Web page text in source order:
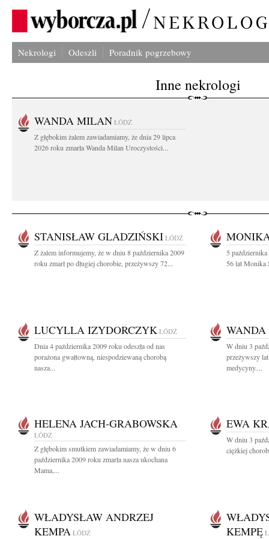
Nekrologi Odeszli Poradnik pogrzebowy
Inne nekrologi
WANDA MILAN ŁÓDŹ
Z głębokim żalem zawiadamiamy, że dnia 29 lipca
2026 roku zmarła Wanda Milan Uroczystości...
STANISŁAW GLADZIŃSKI ŁÓDŹ
Z żalem informujemy, że w dniu 8 października 2009
roku zmarł po długiej chorobie, przeżywszy 72...
5
56 lat Monika
LUCYLLA IZYDORCZYK ŁÓDŹ
Dnia 4 października 2009 roku odeszła od nas
porażona gwałtowną, niespodziewaną chorobą
nasza...
W dniu 3
przeżywszy
medycyny....
HELENA JACH-GRABOWSKA
ŁÓDŹ
Z głębokim smutkiem zawiadamiamy, że w dniu 6
października 2009 roku zmarła nasza ukochana
Mama,...
EWA
W dniu 3
ciężkiej
WŁADYSŁAW ANDRZEJ
KEMPA ŁÓDŹ
KEMPĘ